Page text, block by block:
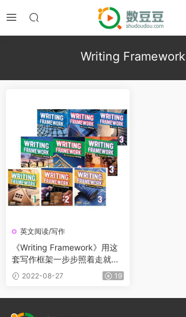
Writing Framework
英文阅读/写作
《Writing Framework》用这
套写作框架一步步照着走就能
解决中小学 “英文写作问题” 的
方案
2022-08-27 19